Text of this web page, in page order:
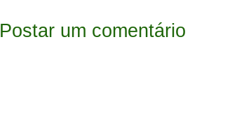
Postar um comentário